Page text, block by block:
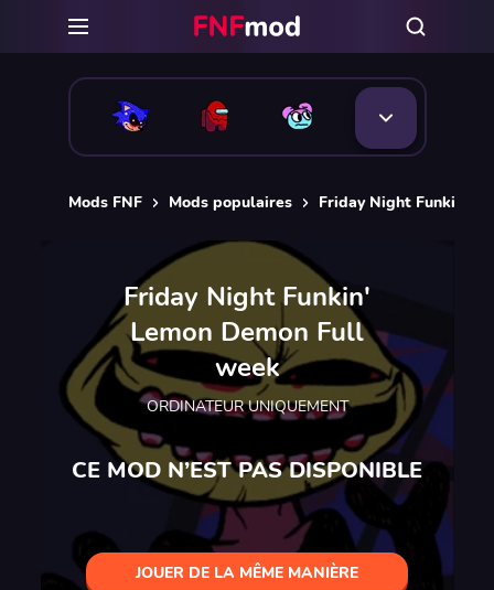
Mods FNF Mods populaires Friday Night Funkin'
Friday Night Funkin'
Lemon Demon Full
week
ORDINATEUR UNIQUEMENT
CE MOD N’EST PAS DISPONIBLE
JOUER DE LA MÊME MANIÈRE